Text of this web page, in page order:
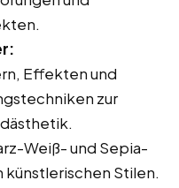
Effekten und
zur
Weiß- und Sepia-
Stilen.